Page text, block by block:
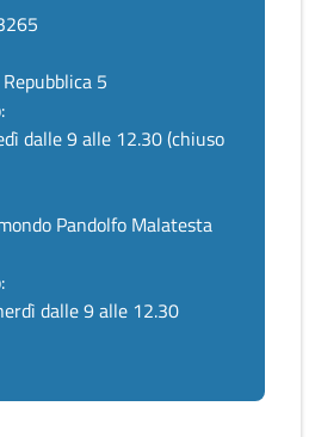
5
dalle 9 alle 12.30 (chiuso
Pandolfo Malatesta
dalle 9 alle 12.30